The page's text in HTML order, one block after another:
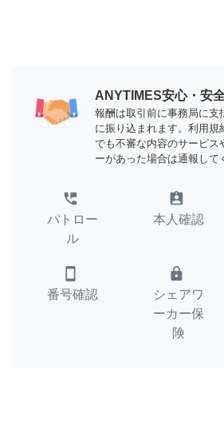
ANYTIMES安心・安
報酬は取引前に事務局に支
に振り込まれます。利用規
でも不審な内容のサービス
ーがあった場合は通報して
perm_phone_msg
パトロー
ル
assignment_ind
本人確認
smartphone
番号確認
lock
シェアワ
ーカー保
険